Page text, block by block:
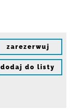
zarezerwuj
dodaj do listy